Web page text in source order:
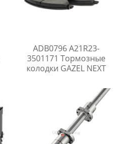
ADB0796 A21R23-
3501171 Тормозные
колодки GAZEL NEXT